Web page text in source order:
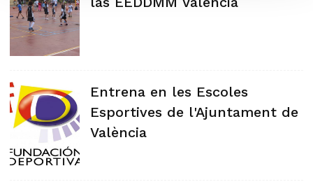
Entrena en les Escoles
Esportives de l'Ajuntament de
València